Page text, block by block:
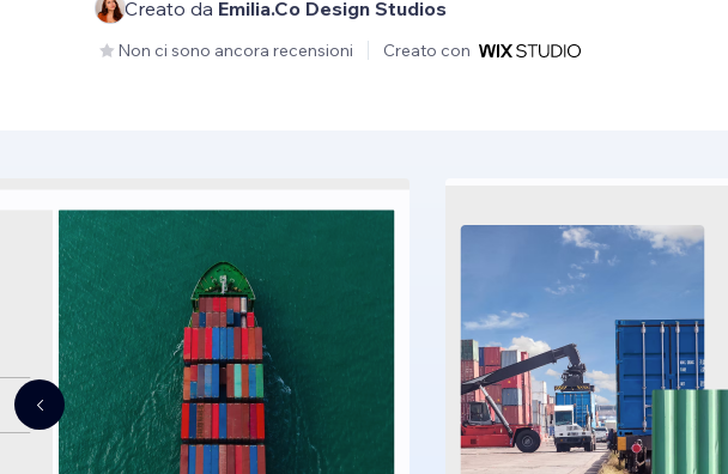
Creato da Emilia.Co Design Studios
Non ci sono ancora recensioni Creato con